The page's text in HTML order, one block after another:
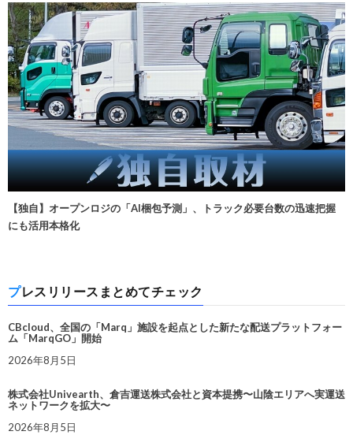
【独自】オープンロジの「AI梱包予測」、トラック必要台数の迅速把握
にも活用本格化
プレスリリースまとめてチェック
CBcloud、全国の「Marq」施設を起点とした新たな配送プラットフォー
ム「MarqGO」開始
2026年8月5日
株式会社Univearth、倉吉運送株式会社と資本提携〜山陰エリアへ実運送
ネットワークを拡大〜
2026年8月5日